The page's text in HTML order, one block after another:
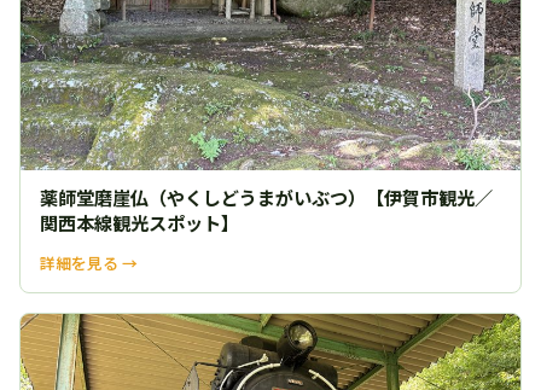
薬師堂磨崖仏（やくしどうまがいぶつ）【伊賀市観光／
関西本線観光スポット】
詳細を見る →